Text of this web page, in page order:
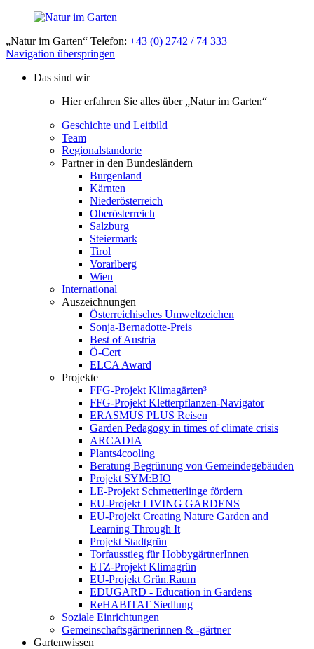
„Natur im Garten“ Telefon: +43 (0) 2742 / 74 333
Navigation überspringen
Das sind wir
Hier erfahren Sie alles über „Natur im Garten“
Geschichte und Leitbild
Team
Regionalstandorte
Partner in den Bundesländern
Burgenland
Kärnten
Niederösterreich
Oberösterreich
Salzburg
Steiermark
Tirol
Vorarlberg
Wien
International
Auszeichnungen
Österreichisches Umweltzeichen
Sonja-Bernadotte-Preis
Best of Austria
Ö-Cert
ELCA Award
Projekte
FFG-Projekt Klimagärten³
FFG-Projekt Kletterpflanzen-Navigator
ERASMUS PLUS Reisen
Garden Pedagogy in times of climate crisis
ARCADIA
Plants4cooling
Beratung Begrünung von Gemeindegebäuden
Projekt SYM:BIO
LE-Projekt Schmetterlinge fördern
EU-Projekt LIVING GARDENS
EU-Projekt Creating Nature Garden and
Learning Through It
Projekt Stadtgrün
Torfausstieg für HobbygärtnerInnen
ETZ-Projekt Klimagrün
EU-Projekt Grün.Raum
EDUGARD - Education in Gardens
ReHABITAT Siedlung
Soziale Einrichtungen
Gemeinschaftsgärtnerinnen & -gärtner
Gartenwissen